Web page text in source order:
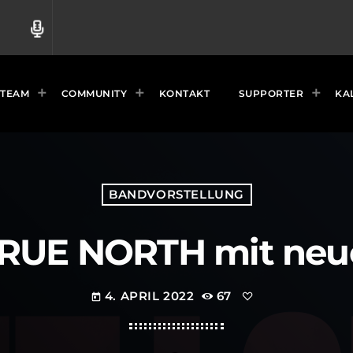
radio
TEAM COMMUNITY KONTAKT SUPPORTER
BANDVORSTELLUNG
NORTH mit
today 4. APRIL 2022 67